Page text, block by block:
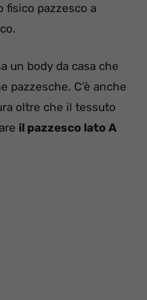
pazzesco a
un body da casa che
pazzesche. C’è anche
oltre che il tessuto
il pazzesco lato A